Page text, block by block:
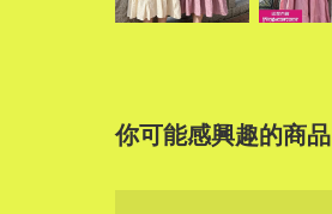
你可能感興趣的商品